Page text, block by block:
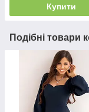
Купити
Подібні товари